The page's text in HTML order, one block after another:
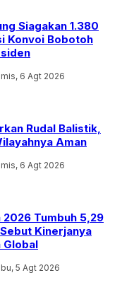
Siagakan 1.380
Konvoi Bobotoh
6 Agt 2026
Rudal Balistik,
Aman
6 Agt 2026
Tumbuh 5,29
Kinerjanya
Global
5 Agt 2026